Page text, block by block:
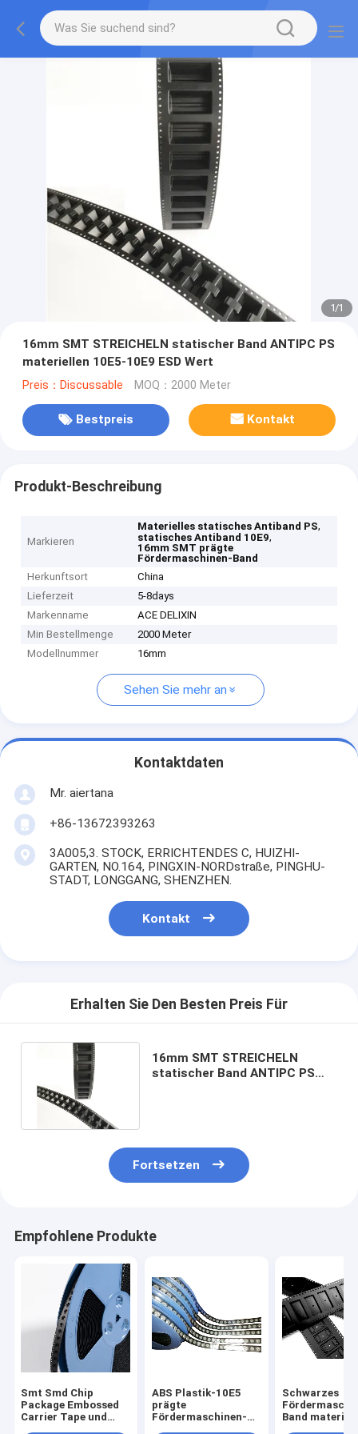
1/1
16mm SMT STREICHELN statischer Band ANTIPC PS
materiellen 10E5-10E9 ESD Wert
Preis：Discussable MOQ：2000 Meter
Bestpreis Kontakt
Produkt-Beschreibung
Markieren
Materielles statisches Antiband PS,
statisches Antiband 10E9,
16mm SMT prägte
Fördermaschinen-Band
Herkunftsort
China
Lieferzeit
5-8days
Markenname
ACE DELIXIN
Min Bestellmenge
2000 Meter
Modellnummer
16mm
Sehen Sie mehr an
Kontaktdaten
Mr. aiertana
+86-13672393263
3A005,3. STOCK, ERRICHTENDES C, HUIZHI-
GARTEN, NO.164, PINGXIN-NORDstraße, PINGHU-
STADT, LONGGANG, SHENZHEN.
Kontakt
Erhalten Sie Den Besten Preis Für
16mm SMT STREICHELN
statischer Band ANTIPC PS
Fortsetzen
Empfohlene Produkte
Smt Smd Chip
Package Embossed
Carrier Tape und
ABS Plastik-10E5
prägte
Fördermaschinen-
Schwarzes
Band